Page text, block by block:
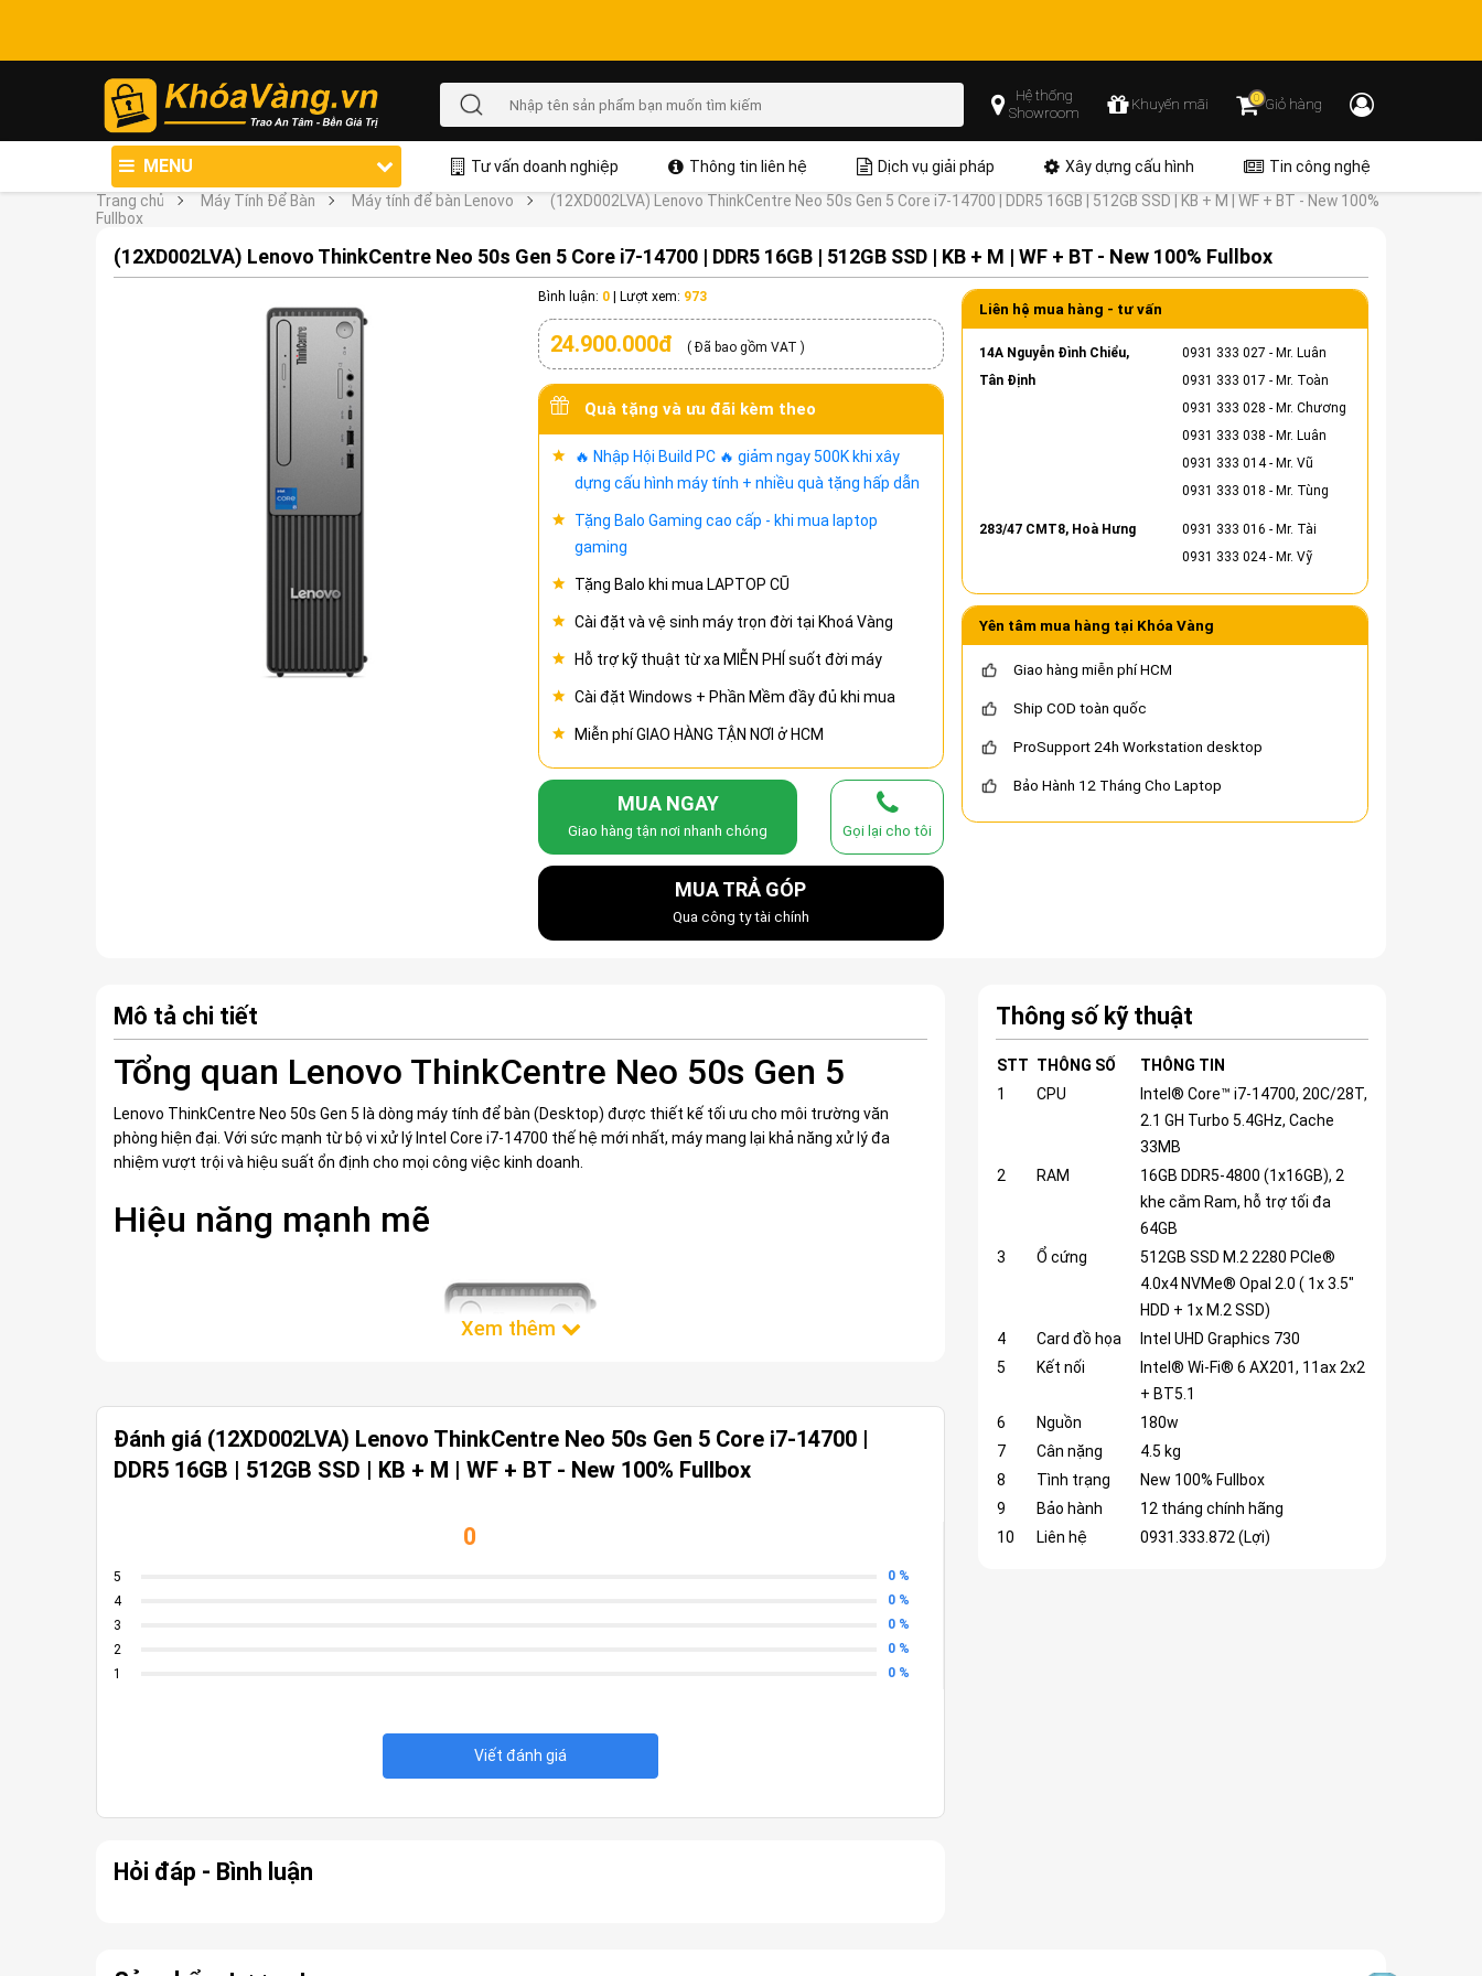
Hệ thống
Showroom
Khuyến mãi 0Giỏ hàng
MENU Tư vấn doanh nghiệp Thông tin liên hệ Dịch vụ giải pháp Xây dựng cấu hình
Tin công nghệ
Trang chủ
Máy Tính Để Bàn Máy tính để bàn Lenovo
(12XD002LVA) Lenovo ThinkCentre Neo 50s Gen 5 Core i7-14700 | DDR5 16GB | 512GB SSD | KB + M | WF + BT - New 100%
Fullbox
(12XD002LVA) Lenovo ThinkCentre Neo 50s Gen 5 Core i7-14700 | DDR5 16GB | 512GB SSD | KB + M | WF + BT - New 100% Fullbox
Bình luận: 0| Lượt xem: 973
24.900.000đ ( Đã bao gồm VAT )
Quà tặng và ưu đãi kèm theo
🔥 Nhập Hội Build PC 🔥 giảm ngay 500K khi xây
dựng cấu hình máy tính + nhiều quà tặng hấp dẫn
Tặng Balo Gaming cao cấp - khi mua laptop
gaming
Tặng Balo khi mua LAPTOP CŨ
Cài đặt và vệ sinh máy trọn đời tại Khoá Vàng
Hỗ trợ kỹ thuật từ xa MIỄN PHÍ suốt đời máy
Cài đặt Windows + Phần Mềm đầy đủ khi mua
Miễn phí GIAO HÀNG TẬN NƠI ở HCM
MUA NGAY
Giao hàng tận nơi nhanh chóng Gọi lại cho tôi
MUA TRẢ GÓP
Qua công ty tài chính
Liên hệ mua hàng - tư vấn
14A Nguyễn Đình Chiểu,
Tân Định
0931 333 027 - Mr. Luân
0931 333 017 - Mr. Toàn
0931 333 028 - Mr. Chương
0931 333 038 - Mr. Luân
0931 333 014- Mr. Vũ
0931 333 018 - Mr. Tùng
283/47 CMT8, Hoà Hưng 0931 333 016 - Mr. Tài
0931 333 024- Mr. Vỹ
Yên tâm mua hàng tại Khóa Vàng
Giao hàng miễn phí HCM
Ship COD toàn quốc
ProSupport 24h Workstation desktop
Bảo Hành 12 Tháng Cho Laptop
Thông số kỹ thuật
STT THÔNG SỐ
THÔNG TIN
1
CPU
Intel® Core™ i7-14700, 20C/28T,
2.1 GH Turbo 5.4GHz, Cache
33MB
2
RAM
16GB DDR5-4800 (1x16GB), 2
khe cắm Ram, hỗ trợ tối đa
64GB
3
Ổ cứng
512GB SSD M.2 2280 PCIe®
4.0x4 NVMe® Opal 2.0 ( 1x 3.5"
HDD + 1x M.2 SSD)
4
Card đồ họa
Intel UHD Graphics 730
5
Kết nối
Intel® Wi-Fi® 6 AX201, 11ax 2x2
+ BT5.1
6
Nguồn
180w
7
Cân nặng
4.5 kg
8
Tình trạng
New 100% Fullbox
9
Bảo hành
12 tháng chính hãng
10
Liên hệ 0931.333.872 (Lợi)
Mô tả chi tiết
Tổng quan Lenovo ThinkCentre Neo 50s Gen 5
Lenovo ThinkCentre Neo 50s Gen 5 là dòng máy tính để bàn (Desktop) được thiết kế tối ưu cho môi trường văn
phòng hiện đại. Với sức mạnh từ bộ vi xử lý Intel Core i7-14700 thế hệ mới nhất, máy mang lại khả năng xử lý đa
nhiệm vượt trội và hiệu suất ổn định cho mọi công việc kinh doanh.
Hiệu năng mạnh mẽ
Đánh giá (12XD002LVA) Lenovo ThinkCentre Neo 50s Gen 5 Core i7-14700 |
DDR5 16GB | 512GB SSD | KB + M | WF + BT - New 100% Fullbox
0
5
0 %
4
0 %
3
0 %
2
0 %
1
0 %
Viết đánh giá
Hỏi đáp - Bình luận